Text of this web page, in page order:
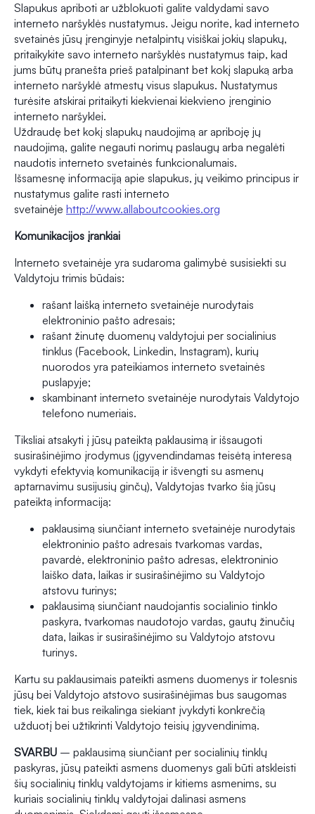
Slapukus apriboti ar užblokuoti galite valdydami savo
interneto naršyklės nustatymus. Jeigu norite, kad interneto
svetainės jūsų įrenginyje netalpintų visiškai jokių slapukų,
pritaikykite savo interneto naršyklės nustatymus taip, kad
jums būtų pranešta prieš patalpinant bet kokį slapuką arba
interneto naršyklė atmestų visus slapukus. Nustatymus
turėsite atskirai pritaikyti kiekvienai kiekvieno įrenginio
interneto naršyklei.
Uždraudę bet kokį slapukų naudojimą ar apriboję jų
naudojimą, galite negauti norimų paslaugų arba negalėti
naudotis interneto svetainės funkcionalumais.
Išsamesnę informaciją apie slapukus, jų veikimo principus ir
nustatymus galite rasti interneto
svetainėje http://www.allaboutcookies.org
Komunikacijos įrankiai
Interneto svetainėje yra sudaroma galimybė susisiekti su
Valdytoju trimis būdais:
rašant laišką interneto svetainėje nurodytais
elektroninio pašto adresais;
rašant žinutę duomenų valdytojui per socialinius
tinklus (Facebook, Linkedin, Instagram), kurių
nuorodos yra pateikiamos interneto svetainės
puslapyje;
skambinant interneto svetainėje nurodytais Valdytojo
telefono numeriais.
Tiksliai atsakyti į jūsų pateiktą paklausimą ir išsaugoti
susirašinėjimo įrodymus (įgyvendindamas teisėtą interesą
vykdyti efektyvią komunikaciją ir išvengti su asmenų
aptarnavimu susijusių ginčų), Valdytojas tvarko šią jūsų
pateiktą informaciją:
paklausimą siunčiant interneto svetainėje nurodytais
elektroninio pašto adresais tvarkomas vardas,
pavardė, elektroninio pašto adresas, elektroninio
laiško data, laikas ir susirašinėjimo su Valdytojo
atstovu turinys;
paklausimą siunčiant naudojantis socialinio tinklo
paskyra, tvarkomas naudotojo vardas, gautų žinučių
data, laikas ir susirašinėjimo su Valdytojo atstovu
turinys.
Kartu su paklausimais pateikti asmens duomenys ir tolesnis
jūsų bei Valdytojo atstovo susirašinėjimas bus saugomas
tiek, kiek tai bus reikalinga siekiant įvykdyti konkrečią
užduotį bei užtikrinti Valdytojo teisių įgyvendinimą.
SVARBU – paklausimą siunčiant per socialinių tinklų
paskyras, jūsų pateikti asmens duomenys gali būti atskleisti
šių socialinių tinklų valdytojams ir kitiems asmenims, su
kuriais socialinių tinklų valdytojai dalinasi asmens